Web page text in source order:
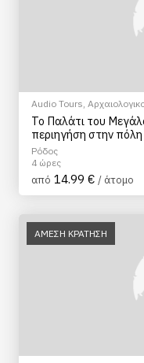
Audio Tours,
Το Παλάτι του
περιηγήση στην
Ρόδος
4 ώρες
από 14.99 € / άτομο
ΑΜΕΣΗ ΚΡΑΤΗΣΗ